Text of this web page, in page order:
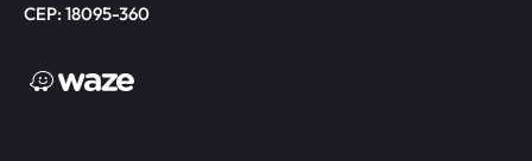
CEP: 18095-360